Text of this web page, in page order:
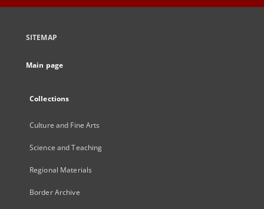
SITEMAP
Main page
Collections
Culture and Fine Arts
Science and Teaching
Regional Materials
Border Archive